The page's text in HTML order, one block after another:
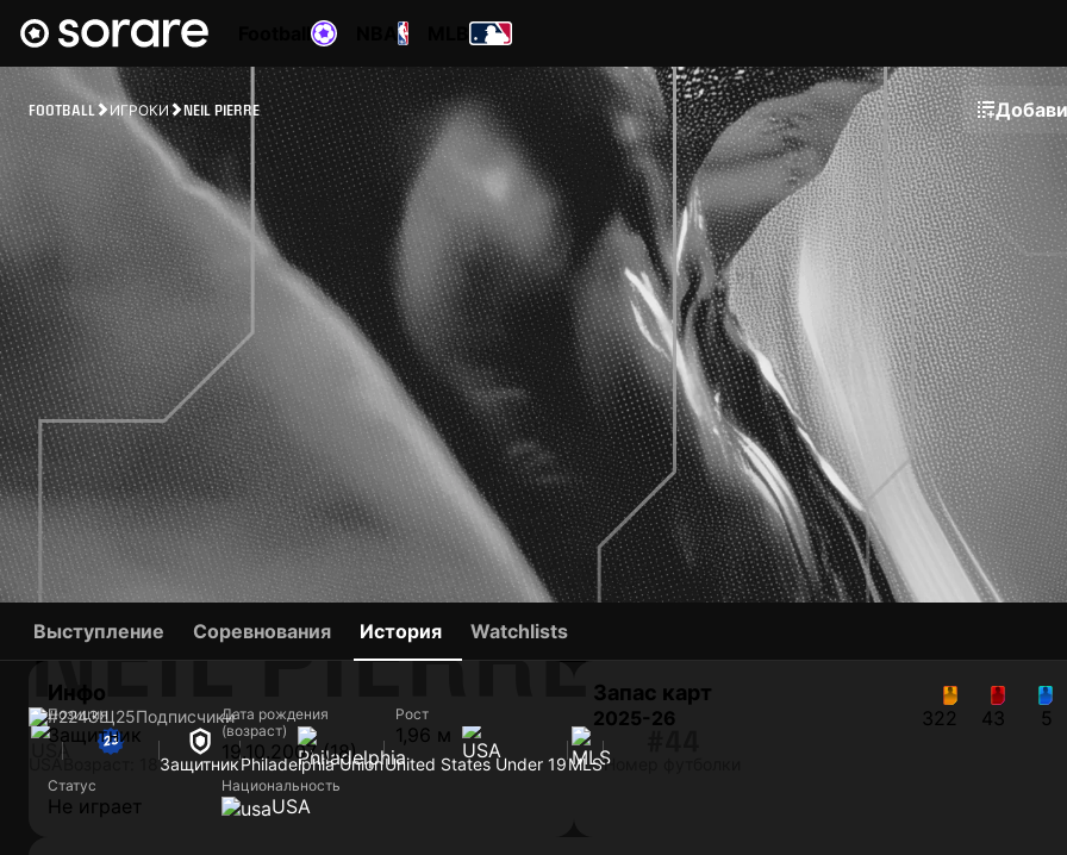
FOOTBALL ИГРОКИ NEIL PIERRE
NEIL PIERRE
#224ЗЩ25Подписчики
ЗащитникPhiladelphia UnionUnited States Under 19MLSНомер футболки
Выступление Соревнования История Watchlists
Инфо
Позиция
Защитник
Дата рождения
(возраст)
19.10.2007 (18)
Рост
1,96 м
Статус
Не играет
Национальность
USA
Запас карт
2025-26 322 43 5